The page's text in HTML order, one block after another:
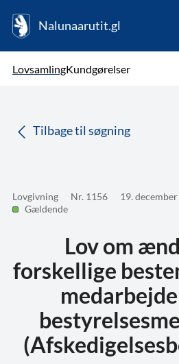
Nalunaarutit.gl
LovsamlingKundgørelser
Tilbage til søgning
Lovgivning Nr. 1156
19.
Gældende
Lov om
forskellige